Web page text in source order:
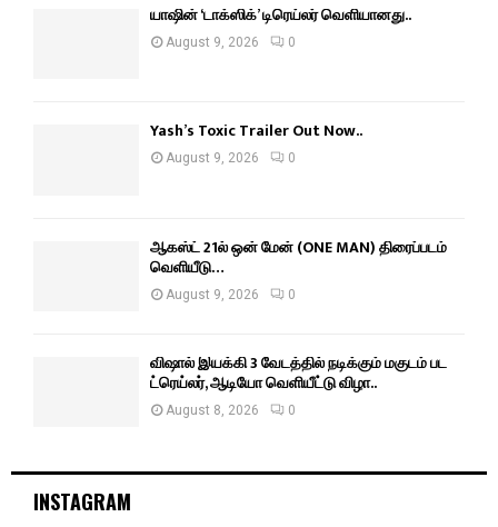
யாஷின் ‘டாக்ஸிக்’ டிரெய்லர் வெளியானது..
August 9, 2026 0
Yash’s Toxic Trailer Out Now..
August 9, 2026 0
ஆகஸ்ட் 21ல் ஒன் மேன் (ONE MAN) திரைப்படம்
வெளியீடு…
August 9, 2026 0
விஷால் இயக்கி 3 வேடத்தில் நடிக்கும் மகுடம் பட
ட்ரெய்லர், ஆடியோ வெளியீட்டு விழா..
August 8, 2026 0
INSTAGRAM